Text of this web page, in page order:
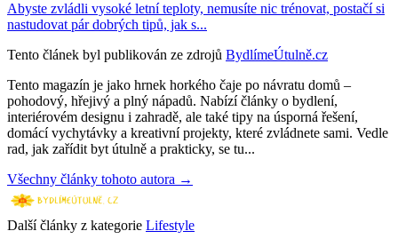
Abyste zvládli vysoké letní teploty, nemusíte nic trénovat, postačí si
nastudovat pár dobrých tipů, jak s...
Tento článek byl publikován ze zdrojů BydlímeÚtulně.cz
Tento magazín je jako hrnek horkého čaje po návratu domů –
pohodový, hřejivý a plný nápadů. Nabízí články o bydlení,
interiérovém designu i zahradě, ale také tipy na úsporná řešení,
domácí vychytávky a kreativní projekty, které zvládnete sami. Vedle
rad, jak zařídit byt útulně a prakticky, se tu...
Všechny články tohoto autora →
Další články z kategorie Lifestyle